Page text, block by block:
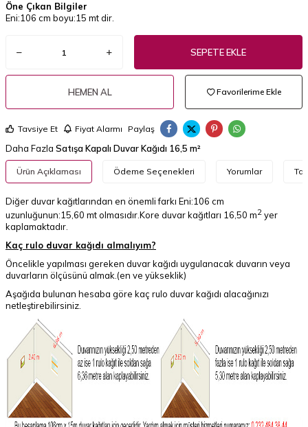
Öne Çıkan Bilgiler
Eni:106 cm boyu:15 mt dir.
SEPETE EKLE
HEMEN AL Favorilerime Ekle
Tavsiye Et Fiyat Alarmı Paylaş
Daha Fazla Satışa Kapalı Duvar Kağıdı 16,5 m²
Ürün Açıklaması Ödeme Seçenekleri Yorumlar
Diğer duvar kağıtlarından en önemli farkı Eni:106 cm
uzunluğunun:15,60 mt olmasıdır.Kore duvar kağıtları 16,50 m2 yer
kaplamaktadır.
Kaç rulo duvar kağıdı almalıyım?
Öncelikle yapılması gereken duvar kağıdı uygulanacak duvarın veya
duvarların ölçüsünü almak.(en ve yükseklik)
Aşağıda bulunan hesaba göre kaç rulo duvar kağıdı alacağınızı
netleştirebilirsiniz.